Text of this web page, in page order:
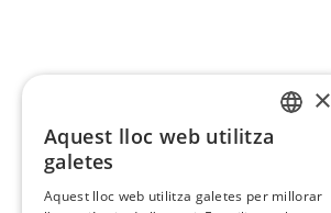
×
Aquest lloc web utilitza
galetes
Aquest lloc web utilitza galetes per millorar